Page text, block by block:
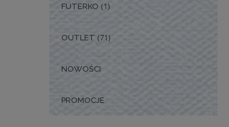
FUTERKO (1)
OUTLET (71)
NOWOŚCI
PROMOCJE